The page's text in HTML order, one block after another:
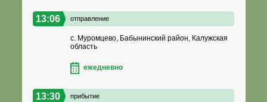
13:06 отправление
с. Муромцево, Бабынинский район, Калужская
область
ежедневно
13:30 прибытие